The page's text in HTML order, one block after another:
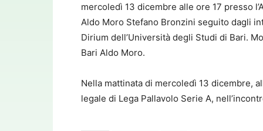
mercoledì 13 dicembre alle ore 17 presso
Aldo Moro Stefano Bronzini seguito dagli
Dirium dell’Università degli Studi di Bari.
Bari Aldo Moro.
Nella mattinata di mercoledì 13 dicembre,
legale di Lega Pallavolo Serie A,